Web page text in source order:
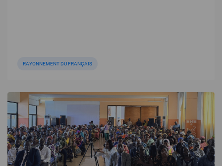
RAYONNEMENT DU FRANÇAIS